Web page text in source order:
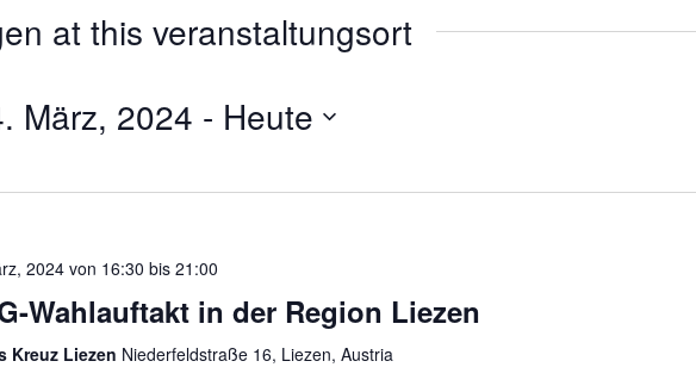
at this veranstaltungsort
März, 2024 - Heute
2024 von 16:30 bis 21:00
Wahlauftakt in der Region Liezen
Kreuz Liezen Niederfeldstraße 16, Liezen, Austria